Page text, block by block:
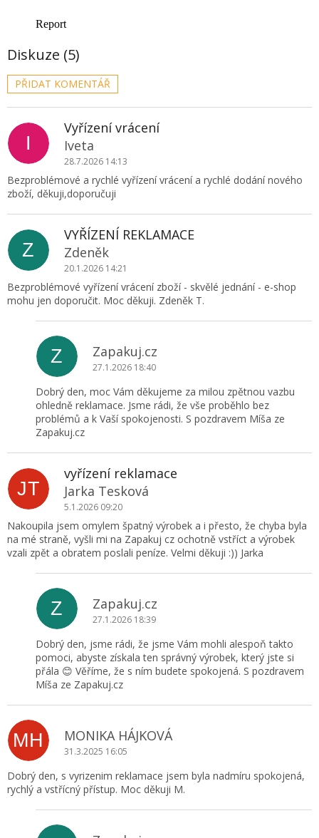
Diskuze (5)
PŘIDAT KOMENTÁŘ
V
ý
p
i
s
i
s
z
í
I
Vyřízení vrácení
Iveta
28.7.2026 14:13
Bezproblémové a rychlé vyřízení vrácení a rychlé dodání nového
zboží, děkuji,doporučuji
Z
VYŘÍZENÍ REKLAMACE
Zdeněk
20.1.2026 14:21
Bezproblémové vyřízení vrácení zboží - skvělé jednání - e-shop
mohu jen doporučit. Moc děkuji. Zdeněk T.
Z Zapakuj.cz
27.1.2026 18:40
Dobrý den, moc Vám děkujeme za milou zpětnou vazbu
ohledně reklamace. Jsme rádi, že vše proběhlo bez
problémů a k Vaší spokojenosti. S pozdravem Míša ze
Zapakuj.cz
JT
vyřízení reklamace
Jarka Tesková
5.1.2026 09:20
Nakoupila jsem omylem špatný výrobek a i přesto, že chyba byla
na mé straně, vyšli mi na Zapakuj cz ochotně vstříct a výrobek
vzali zpět a obratem poslali peníze. Velmi děkuji :)) Jarka
Z Zapakuj.cz
27.1.2026 18:39
Dobrý den, jsme rádi, že jsme Vám mohli alespoň takto
pomoci, abyste získala ten správný výrobek, který jste si
přála 😊 Věříme, že s ním budete spokojená. S pozdravem
Míša ze Zapakuj.cz
MH MONIKA HÁJKOVÁ
31.3.2025 16:05
Dobrý den, s vyrizenim reklamace jsem byla nadmíru spokojená,
rychlý a vstřícný přístup. Moc děkuji M.